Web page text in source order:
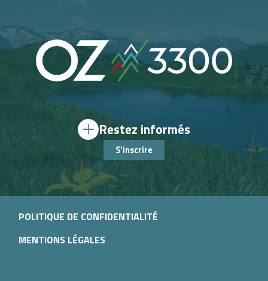
Restez informés
S'inscrire
POLITIQUE DE CONFIDENTIALITÉ
MENTIONS LÉGALES